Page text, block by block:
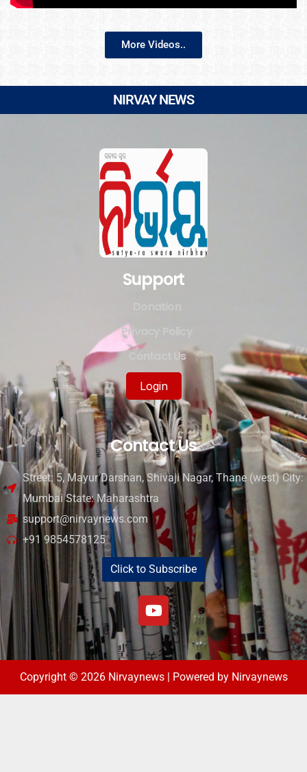
More Videos..
NIRVAY NEWS
Support
Privacy Policy
Contact Us
Login
Contact Us
Street: 5, Mayur Darshan, Shivaji Nagar, Thane (west) City:
Mumbai State: Maharashtra
support@nirvaynews.com
+91 9854578125
Click to Subscribe
Copyright © 2026 Nirvaynews | Powered by Nirvaynews